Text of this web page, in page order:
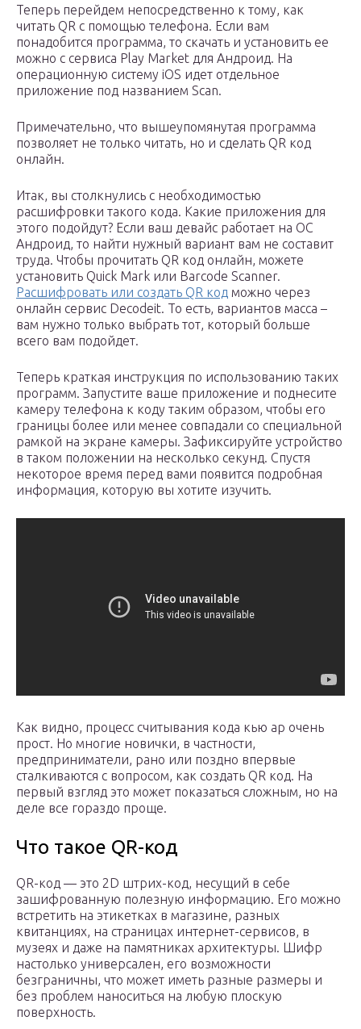
Теперь перейдем непосредственно к тому, как
читать QR с помощью телефона. Если вам
понадобится программа, то скачать и установить ее
можно с сервиса Play Market для Андроид. На
операционную систему iOS идет отдельное
приложение под названием Scan.
Примечательно, что вышеупомянутая программа
позволяет не только читать, но и сделать QR код
онлайн.
Итак, вы столкнулись с необходимостью
расшифровки такого кода. Какие приложения для
этого подойдут? Если ваш девайс работает на ОС
Андроид, то найти нужный вариант вам не составит
труда. Чтобы прочитать QR код онлайн, можете
установить Quick Mark или Barcode Scanner.
Расшифровать или создать QR код можно через
онлайн сервис Decodeit. То есть, вариантов масса –
вам нужно только выбрать тот, который больше
всего вам подойдет.
Теперь краткая инструкция по использованию таких
программ. Запустите ваше приложение и поднесите
камеру телефона к коду таким образом, чтобы его
границы более или менее совпадали со специальной
рамкой на экране камеры. Зафиксируйте устройство
в таком положении на несколько секунд. Спустя
некоторое время перед вами появится подробная
информация, которую вы хотите изучить.
Как видно, процесс считывания кода кью ар очень
прост. Но многие новички, в частности,
предприниматели, рано или поздно впервые
сталкиваются с вопросом, как создать QR код. На
первый взгляд это может показаться сложным, но на
деле все гораздо проще.
Что такое QR-код
QR-код — это 2D штрих-код, несущий в себе
зашифрованную полезную информацию. Его можно
встретить на этикетках в магазине, разных
квитанциях, на страницах интернет-сервисов, в
музеях и даже на памятниках архитектуры. Шифр
настолько универсален, его возможности
безграничны, что может иметь разные размеры и
без проблем наноситься на любую плоскую
поверхность.